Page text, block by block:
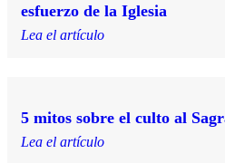
esfuerzo de la Iglesia
Lea el artículo
5 mitos sobre el culto al
Lea el artículo